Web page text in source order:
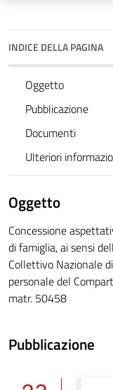
INDICE DELLA PAGINA
Oggetto
Pubblicazione
Documenti
Ulteriori
Oggetto
Concessione
di famiglia, ai sensi
Collettivo Nazionale
personale del
matr. 50458
Pubblicazione